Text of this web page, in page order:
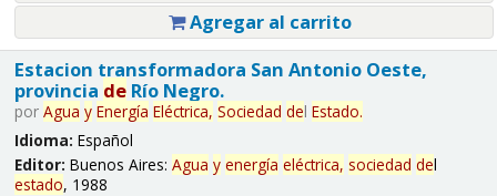
Agregar al carrito
Estacion transformadora San Antonio Oeste,
provincia deRío Negro.
por Agua y Energía Eléctrica, Sociedad del Estado.
Idioma: Español
Editor: Buenos Aires: Agua y energía eléctrica, sociedad del
estado, 1988